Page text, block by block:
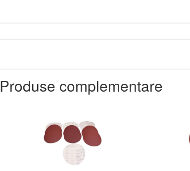
Produse complementare